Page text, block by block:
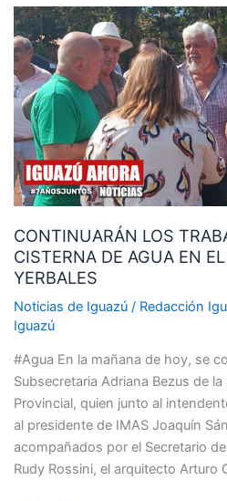
CONTINUARÁN LOS
CISTERNA DE AGUA EN
YERBALES
Noticias de Iguazú/ Redacción
Iguazú
#Agua En la mañana de hoy, se
Subsecretaria Adriana Bezus de
Provincial, quien junto al
al presidente de IMAS Joaquín
acompañados por el Secretario
Rudy Rossini, el arquitecto
CONTINUARÁN
LOS
TRABAJOS
DE
LA
CISTERNA
DE
AGUA
EN
BARRIO
LOS
YERBALES